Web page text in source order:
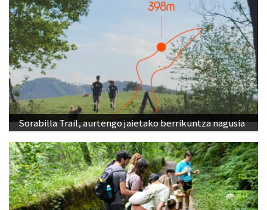
Sorabilla Trail, aurtengo jaietako berrikuntza nagusia